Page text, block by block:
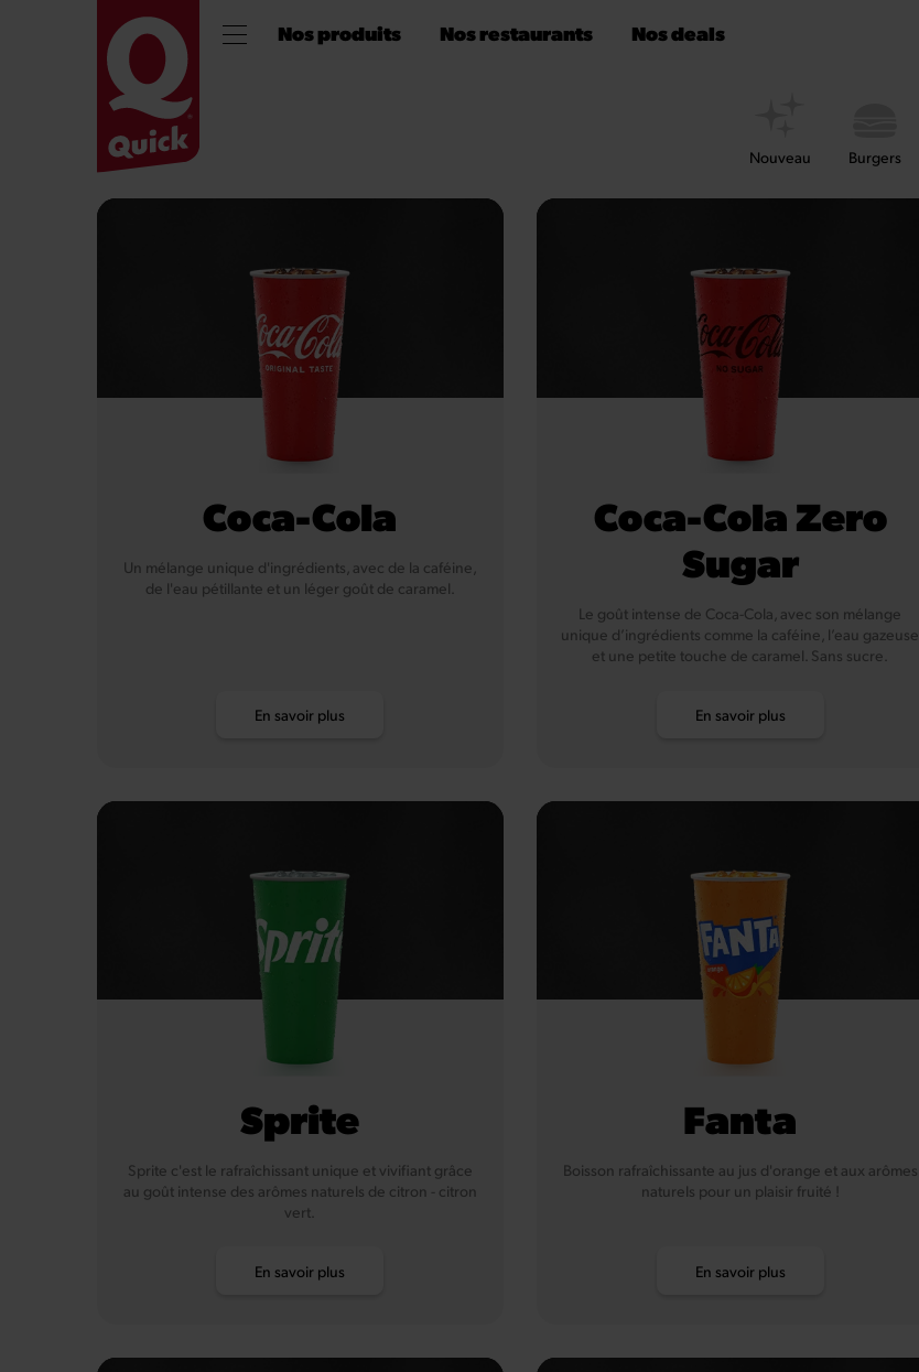
Nos produits Nos restaurants Nos deals
Nouveau Burgers
Coca-Cola
Un mélange unique d'ingrédients, avec de la caféine,
de l'eau pétillante et un léger goût de caramel.
En savoir plus
Coca-Cola Zero
Sugar
Le goût intense de Coca-Cola, avec son mélange
unique d’ingrédients comme la caféine, l’eau gazeuse
et une petite touche de caramel. Sans sucre.
En savoir plus
Sprite
Sprite c'est le rafraîchissant unique et vivifiant grâce
au goût intense des arômes naturels de citron - citron
vert.
En savoir plus
Fanta
Boisson rafraîchissante au jus d'orange et aux arômes
naturels pour un plaisir fruité !
En savoir plus